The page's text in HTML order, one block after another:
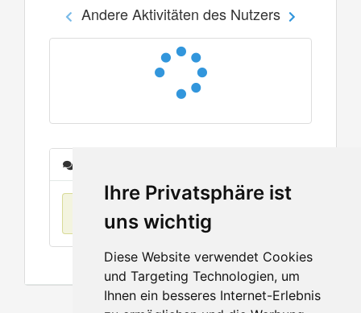
Ihre Privatsphäre ist
uns wichtig
Diese Website verwendet Cookies
und Targeting Technologien, um
Ihnen ein besseres Internet-Erlebnis
Andere Aktivitäten des Nutzers
Keine Einträge